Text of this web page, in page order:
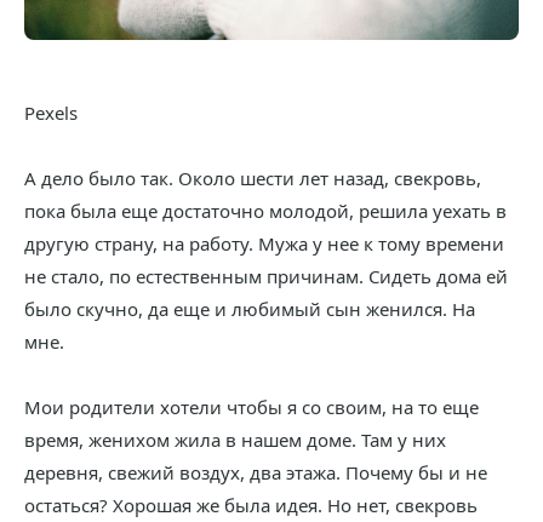
Pexels
А дело было так. Около шести лет назад, свекровь,
пока была еще достаточно молодой, решила уехать в
другую страну, на работу. Мужа у нее к тому времени
не стало, по естественным причинам. Сидеть дома ей
было скучно, да еще и любимый сын женился. На
мне.
Мои родители хотели чтобы я со своим, на то еще
время, женихом жила в нашем доме. Там у них
деревня, свежий воздух, два этажа. Почему бы и не
остаться? Хорошая же была идея. Но нет, свекровь